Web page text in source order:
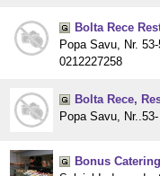
Bolta Rece
Popa Savu, Nr.
0212227258
Bolta Rece,
Popa Savu,
Bonus